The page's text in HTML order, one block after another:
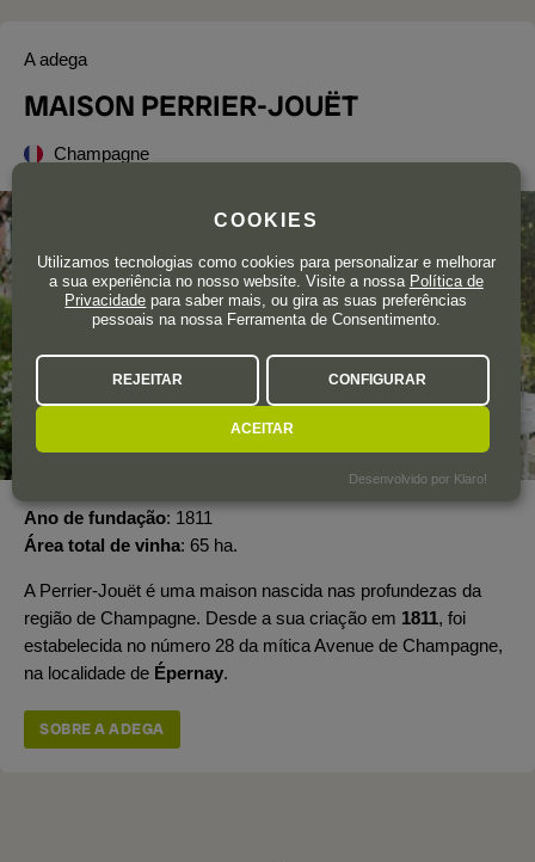
A adega
MAISON PERRIER-JOUËT
Champagne
Ano de fundação 1811
Área total de vinha 65 ha.
A Perrier-Jouët é uma maison nascida nas profundezas da
região de Champagne. Desde a sua criação em 1811, foi
estabelecida no número 28 da mítica Avenue de Champagne,
na localidade de Épernay.
SOBRE A ADEGA
COOKIES
Utilizamos tecnologias como cookies para personalizar e melhorar
a sua experiência no nosso website. Visite a nossa Política de
Privacidade para saber mais, ou gira as suas preferências
pessoais na nossa Ferramenta de Consentimento.
REJEITAR CONFIGURAR
ACEITAR
Desenvolvido por Klaro!